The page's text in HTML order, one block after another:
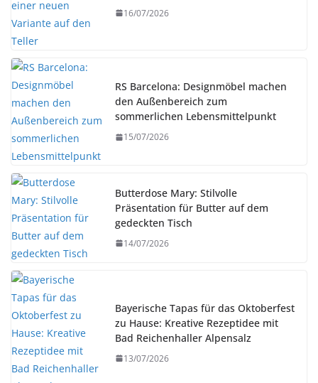
16/07/2026
RS Barcelona: Designmöbel machen
den Außenbereich zum
sommerlichen Lebensmittelpunkt
15/07/2026
Butterdose Mary: Stilvolle
Präsentation für Butter auf dem
gedeckten Tisch
14/07/2026
Bayerische Tapas für das Oktoberfest
zu Hause: Kreative Rezeptidee mit
Bad Reichenhaller Alpensalz
13/07/2026